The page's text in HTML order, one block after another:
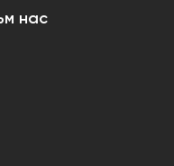
нас